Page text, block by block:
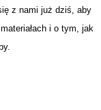
z nami już dziś, aby
i o tym, jak